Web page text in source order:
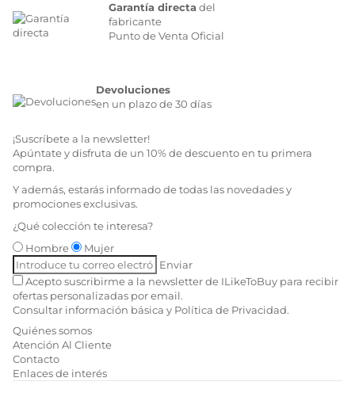
Garantía directa del
fabricante
Punto de Venta Oficial
Devoluciones
en un plazo de 30 días
¡Suscríbete a la newsletter!
Apúntate y disfruta de un 10% de descuento en tu primera
compra.
Y además, estarás informado de todas las novedades y
promociones exclusivas.
¿Qué colección te interesa?
Hombre
Mujer
Enviar
Acepto suscribirme a la newsletter de ILikeToBuy para recibir
ofertas personalizadas por email.
Consultar información básica y Política de Privacidad.
Quiénes somos
Atención Al Cliente
Contacto
Enlaces de interés